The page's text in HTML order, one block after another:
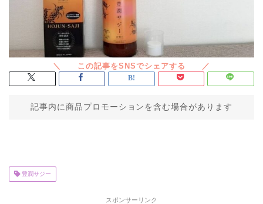
記事内に商品プロモーションを含む場合があります
豊潤サジー
スポンサーリンク